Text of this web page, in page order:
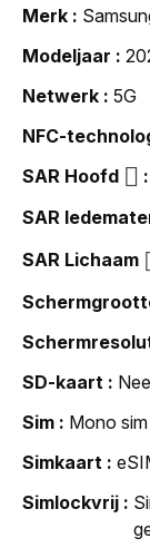
Merk
Modeljaar
Netwerk
5G
NFC-
SAR Hoofd
SAR
SAR Lichaam
SD-kaart
Sim
Mono sim
Simkaart
Simlockvrij